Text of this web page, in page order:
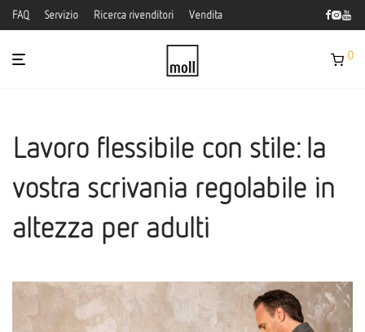
FAQ Servizio Ricerca rivenditori Vendita
0
Lavoro flessibile con stile: la
vostra scrivania regolabile in
altezza per adulti